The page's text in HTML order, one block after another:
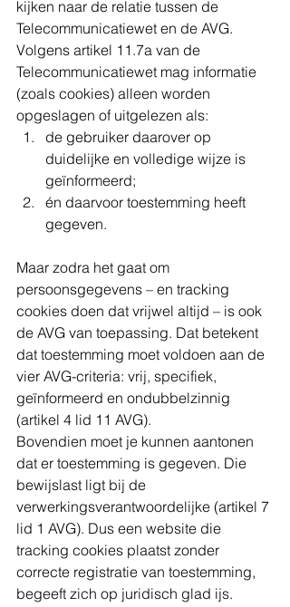
kijken naar de relatie tussen de
Telecommunicatiewet en de AVG.
Volgens artikel 11.7a van de
Telecommunicatiewet mag informatie
(zoals cookies) alleen worden
opgeslagen of uitgelezen als:
de gebruiker daarover op
duidelijke en volledige wijze is
geïnformeerd;
én daarvoor toestemming heeft
gegeven.
Maar zodra het gaat om
persoonsgegevens – en tracking
cookies doen dat vrijwel altijd – is ook
de AVG van toepassing. Dat betekent
dat toestemming moet voldoen aan de
vier AVG-criteria: vrij, specifiek,
geïnformeerd en ondubbelzinnig
(artikel 4 lid 11 AVG).
Bovendien moet je kunnen aantonen
dat er toestemming is gegeven. Die
bewijslast ligt bij de
verwerkingsverantwoordelijke (artikel 7
lid 1 AVG). Dus een website die
tracking cookies plaatst zonder
correcte registratie van toestemming,
begeeft zich op juridisch glad ijs.